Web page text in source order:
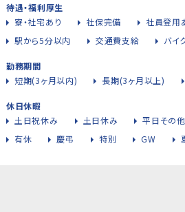
待遇・福利厚生
寮・社宅あり
社保完備 社員登用
駅から5分以内
交通費支給 バイ
勤務期間
短期(3ヶ月以内)
長期(3ヶ月以上)
休日休暇
土日祝休み
土日休み 平日その他
有休
慶弔 特別 GW